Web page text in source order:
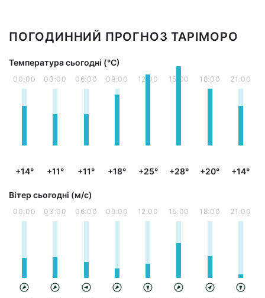
ПОГОДИННИЙ ПРОГНОЗ ТАРІМОРО
Температура сьогодні (°С)
00:00
+14°
03:00
+11°
06:00
+11°
09:00
+18°
12:00
+25°
15:00
+28°
18:00
+20°
21:00
+14°
Вітер сьогодні (м/с)
00:00 03:00 06:00 09:00 12:00 15:00 18:00 21:00